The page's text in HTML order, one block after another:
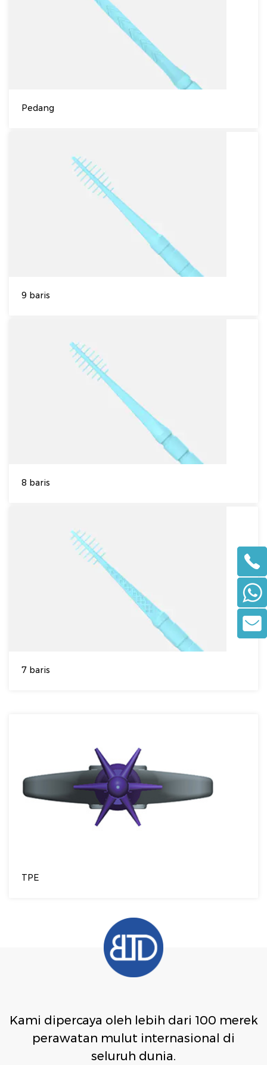
Pedang
9 baris
8 baris
7 baris
TPE
Kami dipercaya oleh lebih dari 100 merek
perawatan mulut internasional di
seluruh dunia.